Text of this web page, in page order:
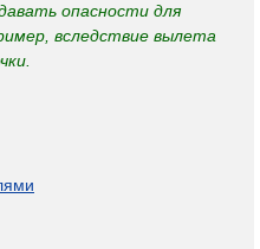
опасности для
вследствие вылета